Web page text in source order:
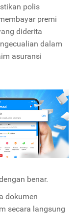
polis
premi
diderita
dalam
asuransi
benar.
dokumen
secara langsung